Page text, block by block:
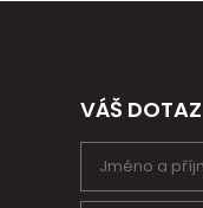
VÁŠ DOTAZ